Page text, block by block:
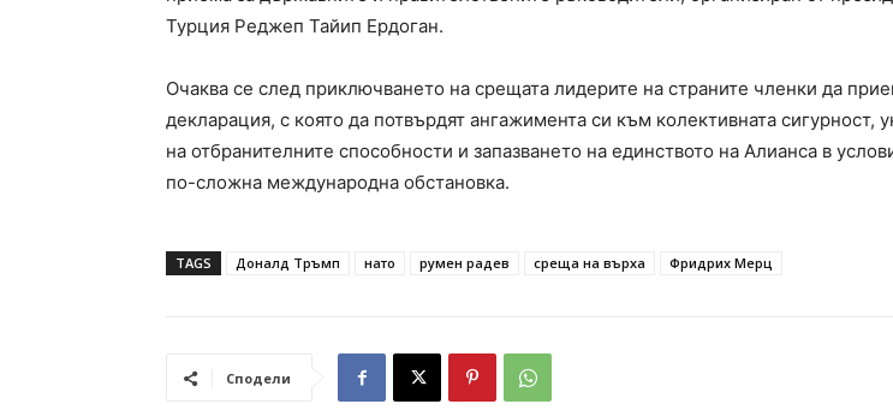
Турция Реджеп Тайип Ердоган.
Очаква се след приключването на срещата лидерите на страните членки да
декларация, с която да потвърдят ангажимента си към колективната сигурност,
на отбранителните способности и запазването на единството на Алианса в
по-сложна международна обстановка.
TAGS Доналд Тръмп нато румен радев среща на върха Фридрих Мерц
Сподели